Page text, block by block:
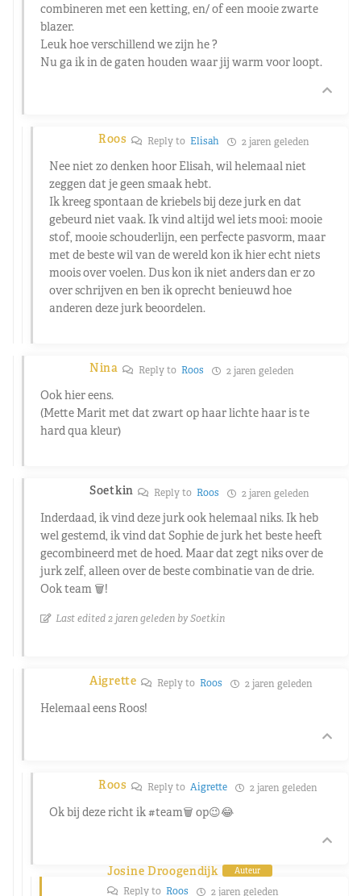
combineren met een ketting, en/ of een mooie zwarte
blazer.
Leuk hoe verschillend we zijn he ?
Nu ga ik in de gaten houden waar jij warm voor loopt.
Roos Reply to Elisah 2 jaren geleden
Nee niet zo denken hoor Elisah, wil helemaal niet
zeggen dat je geen smaak hebt.
Ik kreeg spontaan de kriebels bij deze jurk en dat
gebeurd niet vaak. Ik vind altijd wel iets mooi: mooie
stof, mooie schouderlijn, een perfecte pasvorm, maar
met de beste wil van de wereld kon ik hier echt niets
moois over voelen. Dus kon ik niet anders dan er zo
over schrijven en ben ik oprecht benieuwd hoe
anderen deze jurk beoordelen.
Nina Reply to Roos 2 jaren geleden
Ook hier eens.
(Mette Marit met dat zwart op haar lichte haar is te
hard qua kleur)
Soetkin Reply to Roos 2 jaren geleden
Inderdaad, ik vind deze jurk ook helemaal niks. Ik heb
wel gestemd, ik vind dat Sophie de jurk het beste heeft
gecombineerd met de hoed. Maar dat zegt niks over de
jurk zelf, alleen over de beste combinatie van de drie.
Ook team 🗑️!
Last edited 2 jaren geleden by Soetkin
Aigrette Reply to Roos 2 jaren geleden
Helemaal eens Roos!
Roos Reply to Aigrette 2 jaren geleden
Ok bij deze richt ik #team🗑️ op😉😂
Josine Droogendijk Auteur
Reply to Roos 2 jaren geleden